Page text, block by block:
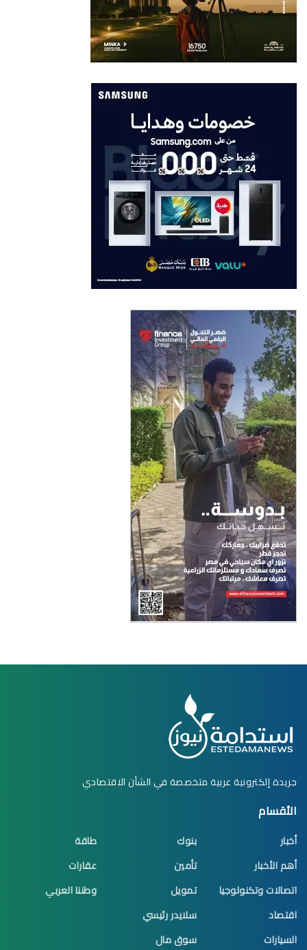
جريدة إلكترونية عربية متخصصة في الشأن الاقتصادي
الأقسام
أخبار
أهم الأخبار
اتصالات وتكنولوجيا
اقتصاد
السيارات
بنوك
تأمين
تمويل
سلايدر رئيسي
سوق مال
طاقة
عقارات
وطننا العربي